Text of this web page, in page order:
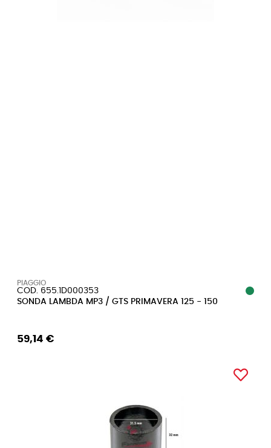
PIAGGIO
COD. 655.1D000353
SONDA LAMBDA MP3 / GTS PRIMAVERA 125 - 150
59,14 €